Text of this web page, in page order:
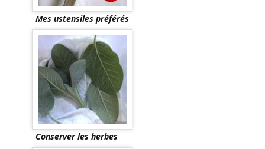
Mes ustensiles préférés
Conserver les herbes